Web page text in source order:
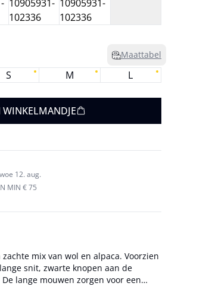
Maattabel
S M
L
12. aug.
MIN € 75
mix van wol en alpaca. Voorzien
snit, zwarte knopen aan de
lange mouwen zorgen voor een